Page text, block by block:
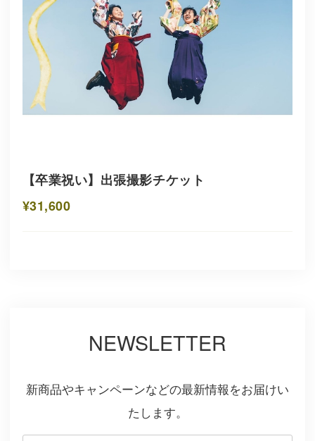
【卒業祝い】出張撮影チケット
¥31,600
NEWSLETTER
新商品やキャンペーンなどの最新情報をお届けい
たします。